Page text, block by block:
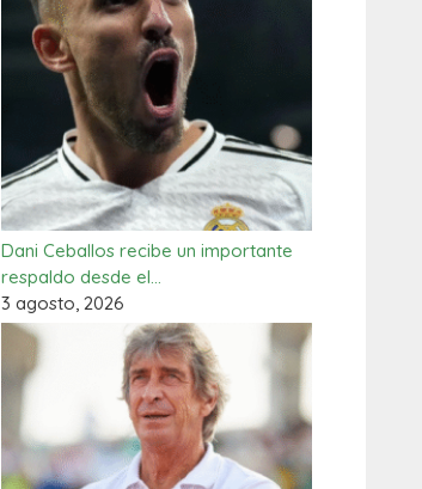
Dani Ceballos recibe un importante
respaldo desde el…
3 agosto, 2026